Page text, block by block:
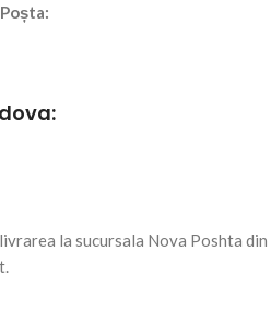
la sucursala Nova Poshta din